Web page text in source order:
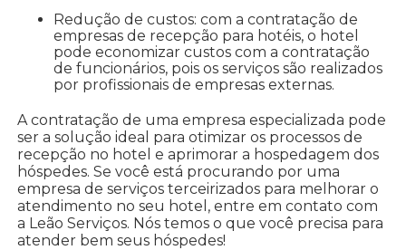
Redução de custos: com a contratação de
empresas de recepção para hotéis, o hotel
pode economizar custos com a contratação
de funcionários, pois os serviços são realizados
por profissionais de empresas externas.
A contratação de uma empresa especializada pode
ser a solução ideal para otimizar os processos de
recepção no hotel e aprimorar a hospedagem dos
hóspedes. Se você está procurando por uma
empresa de serviços terceirizados para melhorar o
atendimento no seu hotel, entre em contato com
a Leão Serviços. Nós temos o que você precisa para
atender bem seus hóspedes!